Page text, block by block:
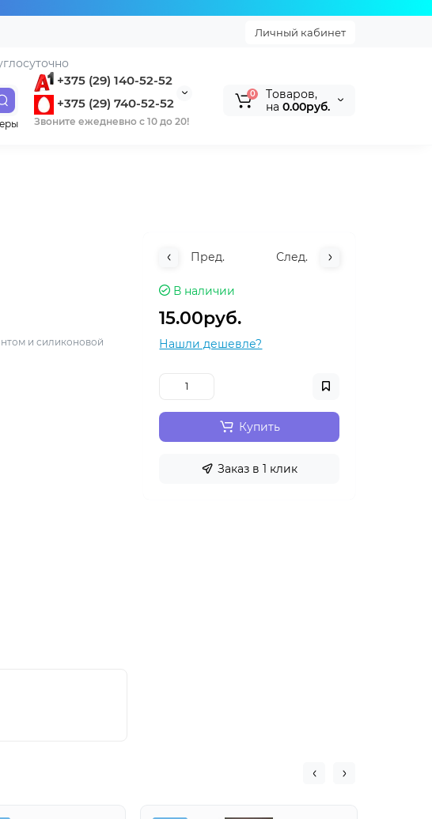
Личный кабинет
+375 (29) 140-52-52
+375 (29) 740-52-52
Звоните ежедневно с 10 до 20!
0
Tоваров,
на 0.00руб.
и силиконовой
Пред. След.
В наличии
15.00руб.
Нашли дешевле?
Купить
Заказ в 1 клик